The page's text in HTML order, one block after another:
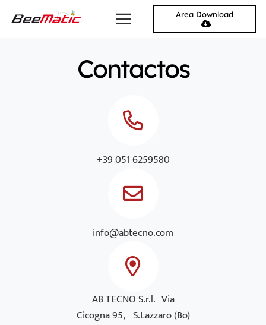
Area Download
Contactos
+39 051 6259580
info@abtecno.com
AB TECNO S.r.l. Via
Cicogna 95, S.Lazzaro (Bo)